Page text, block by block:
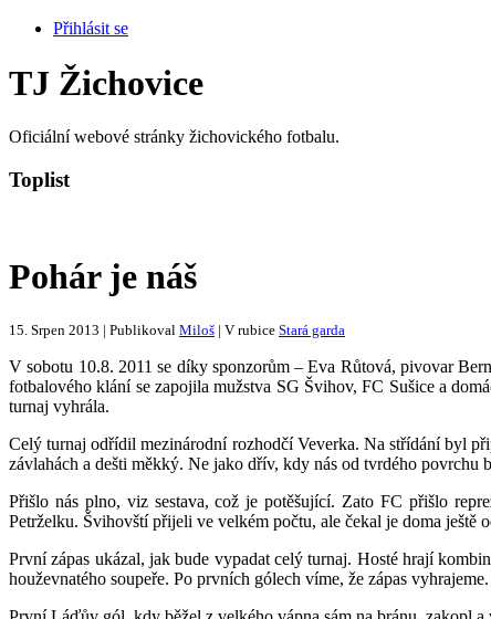
Přihlásit se
TJ Žichovice
Oficiální webové stránky žichovického fotbalu.
Toplist
Pohár je náš
15. Srpen 2013 | Publikoval Miloš | V rubice Stará garda
V sobotu 10.8. 2011 se díky sponzorům – Eva Růtová, pivovar
fotbalového klání se zapojila mužstva SG Švihov, FC Sušice a
turnaj vyhrála.
Celý turnaj odřídil mezinárodní rozhodčí Veverka. Na střídání byl
závlahách a dešti měkký. Ne jako dřív, kdy nás od tvrdého povrchu
Přišlo nás plno, viz sestava, což je potěšující. Zato FC přišlo
Petrželku. Švihovští přijeli ve velkém počtu, ale čekal je doma ještě
První zápas ukázal, jak bude vypadat celý turnaj. Hosté hrají
houževnatého soupeře. Po prvních gólech víme, že zápas